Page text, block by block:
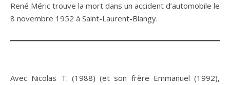
René Méric trouve la mort dans un accident d’automobile le
8 novembre 1952 à Saint-Laurent-Blangy.
Avec Nicolas T. (1988) (et son frère Emmanuel (1992),